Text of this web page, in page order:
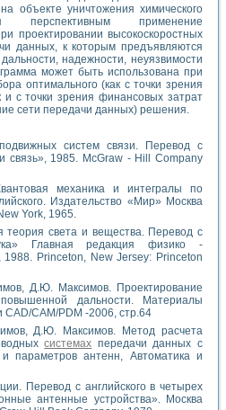
объекте уничтожения химического
перспективным применение
проектировании высокоскоростных
данных, к которым предъявляются
надежности, неуязвимости
может быть использована при
оптимального (как с точки зрения
и с точки зрения финансовых затрат
сети передачи данных) решения.
систем связи. Перевод с
связь», 1985. McGraw - Hill Company
механика и интегралы по
Издательство «Мир» Москва
York, 1965.
света и вещества. Перевод с
Главная редакция физико -
1988. Princeton, New Jersey: Princeton
Д.Ю. Максимов. Проектирование
дальности. Материалы
CAM/PDM -2006, стр.64
Д.Ю. Максимов. Метод расчета
системах передачи данных с
параметров антенн, Автоматика и
Перевод с английского в четырех
антенные устройства». Москва